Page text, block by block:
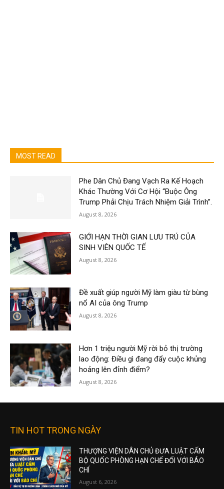
MOST READ
Phe Dân Chủ Đang Vạch Ra Kế Hoạch
Khác Thường Với Cơ Hội “Buộc Ông
Trump Phải Chịu Trách Nhiệm Giải Trình”.
August 8, 2026
GIỚI HẠN THỜI GIAN LƯU TRÚ CỦA
SINH VIÊN QUỐC TẾ
August 8, 2026
Đề xuất giúp người Mỹ làm giàu từ bùng
nổ AI của ông Trump
August 8, 2026
Hơn 1 triệu người Mỹ rời bỏ thị trường
lao động: Điều gì đang đẩy cuộc khủng
hoảng lên đỉnh điểm?
August 8, 2026
TIN HOT TRONG NGÀY
THƯỢNG VIỆN DÂN CHỦ ĐƯA LUẬT CẤM
BỘ QUỐC PHÒNG HẠN CHẾ ĐỐI VỚI BÁO
CHÍ
August 6, 2026